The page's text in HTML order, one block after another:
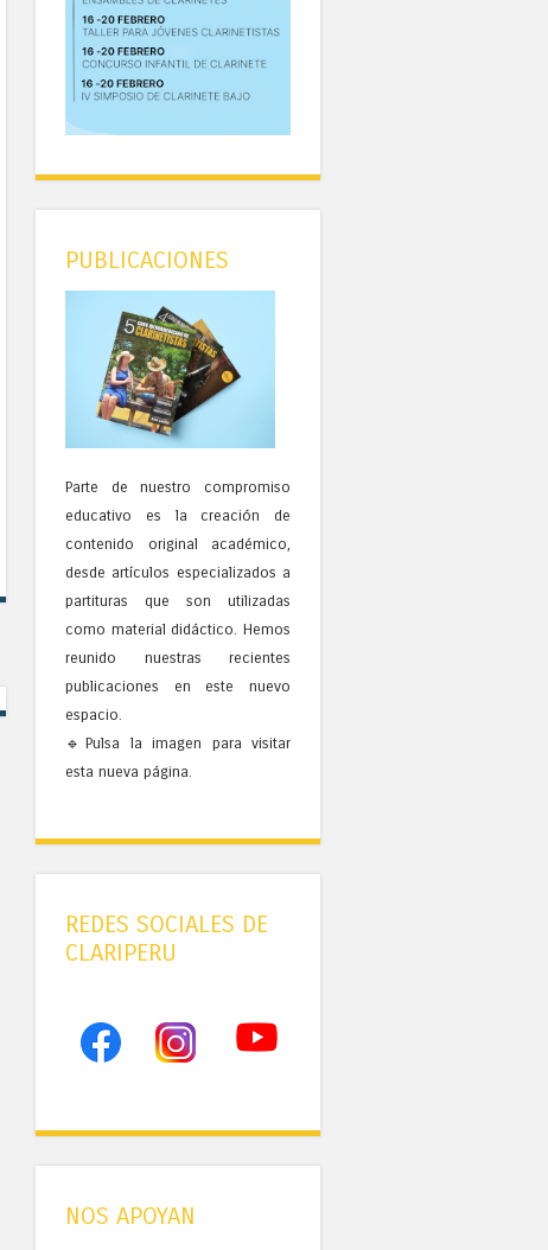
PUBLICACIONES
Parte de nuestro compromiso
educativo es la creación de
contenido original académico,
desde artículos especializados a
partituras que son utilizadas
como material didáctico. Hemos
reunido nuestras recientes
publicaciones en este nuevo
espacio.
🔹Pulsa la imagen para visitar
esta nueva página.
REDES SOCIALES DE
CLARIPERU
NOS APOYAN